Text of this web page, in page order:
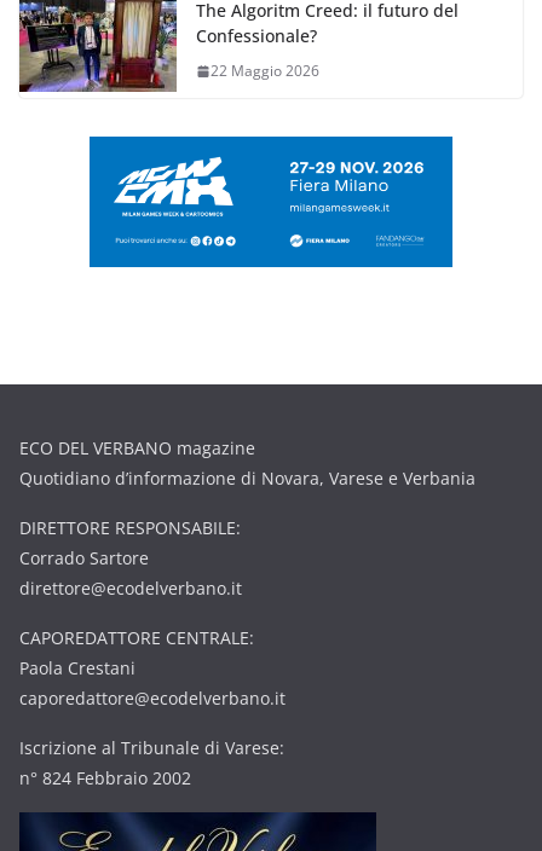
The Algoritm Creed: il futuro del
Confessionale?
22 Maggio 2026
ECO DEL VERBANO magazine
Quotidiano d’informazione di Novara, Varese e Verbania
DIRETTORE RESPONSABILE:
Corrado Sartore
direttore@ecodelverbano.it
CAPOREDATTORE CENTRALE:
Paola Crestani
caporedattore@ecodelverbano.it
Iscrizione al Tribunale di Varese:
n° 824 Febbraio 2002